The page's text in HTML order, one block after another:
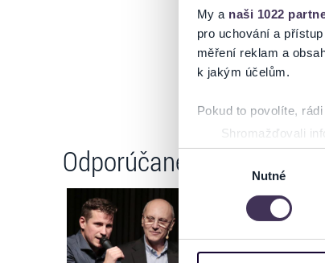
My a naši 1022
pro uchování a
měření reklam a
k jakým účelům.
Pokud to povolíte,
Shromažďovali
Identifikovali
Zjistěte více o tom,
můžete kdykoliv
informace o vašem
Výběr
Nutné
Odporúčané